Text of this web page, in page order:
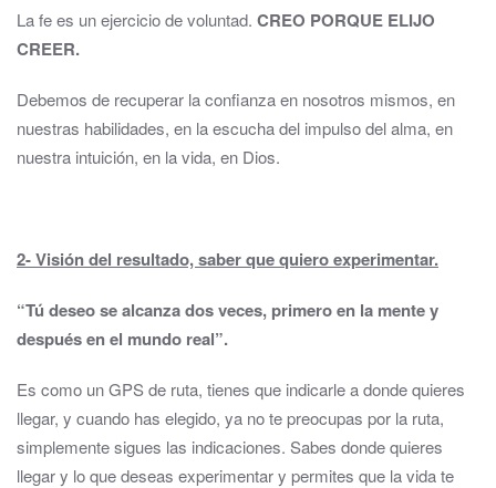
La fe es un ejercicio de voluntad. CREO PORQUE ELIJO
CREER.
Debemos de recuperar la confianza en nosotros mismos, en
nuestras habilidades, en la escucha del impulso del alma, en
nuestra intuición, en la vida, en Dios.
2- Visión del resultado, saber que quiero experimentar.
“Tú deseo se alcanza dos veces, primero en la mente y
después en el mundo real”.
Es como un GPS de ruta, tienes que indicarle a donde quieres
llegar, y cuando has elegido, ya no te preocupas por la ruta,
simplemente sigues las indicaciones. Sabes donde quieres
llegar y lo que deseas experimentar y permites que la vida te